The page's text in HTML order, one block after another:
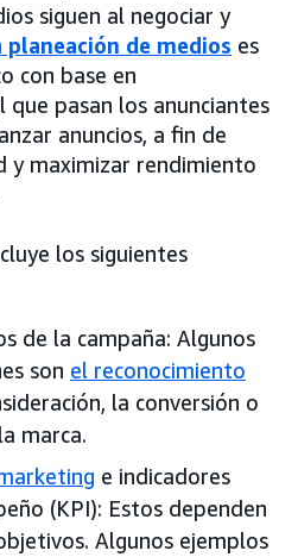
siguen al negociar y
planeación de medios es
con base en
que pasan los anunciantes
anuncios, a fin de
y maximizar rendimiento
los siguientes
de la campaña: Algunos
son el reconocimiento
la conversión o
marca.
e indicadores
(KPI): Estos dependen
Algunos ejemplos